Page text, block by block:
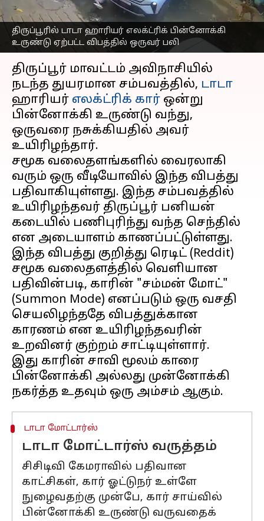
திருப்பூரில் டாடா ஹாரியர் எலக்ட்ரிக் பின்னோக்கி
உருண்டு ஏற்பட்ட விபத்தில் ஒருவர் பலி
எழுதியவர் Sekar Chinnappan Aug 22, 2025
செய்தி முன்னோட்டம்
திருப்பூர் மாவட்டம் அவிநாசியில்
நடந்த துயரமான சம்பவத்தில், டாடா
ஹாரியர் எலக்ட்ரிக் கார் ஒன்று
பின்னோக்கி உருண்டு வந்து,
ஒருவரை நசுக்கியதில் அவர்
உயிரிழந்தார்.
சமூக வலைதளங்களில் வைரலாகி
வரும் ஒரு வீடியோவில் இந்த விபத்து
பதிவாகியுள்ளது. இந்த சம்பவத்தில்
உயிரிழந்தவர் திருப்பூர் பனியன்
கடையில் பணிபுரிந்து வந்த செந்தில்
என அடையாளம் காணப்பட்டுள்ளது.
இந்த விபத்து குறித்து ரெடிட் (Reddit)
சமூக வலைதளத்தில் வெளியான
பதிவின்படி, காரின் "சம்மன் மோட்"
(Summon Mode) எனப்படும் ஒரு வசதி
செயலிழந்ததே விபத்துக்கான
காரணம் என உயிரிழந்தவரின்
உறவினர் குற்றம் சாட்டியுள்ளார்.
இது காரின் சாவி மூலம் காரை
பின்னோக்கி அல்லது முன்னோக்கி
டாடா மோட்டார்ஸ்
டாடா மோட்டார்ஸ் வருத்தம்
சிசிடிவி கேமராவில் பதிவான
காட்சிகள், கார் ஓட்டுநர் உள்ளே
நுழைவதற்கு முன்பே, கார் சாய்வில்
பின்னோக்கி உருண்டு வருவதைக்